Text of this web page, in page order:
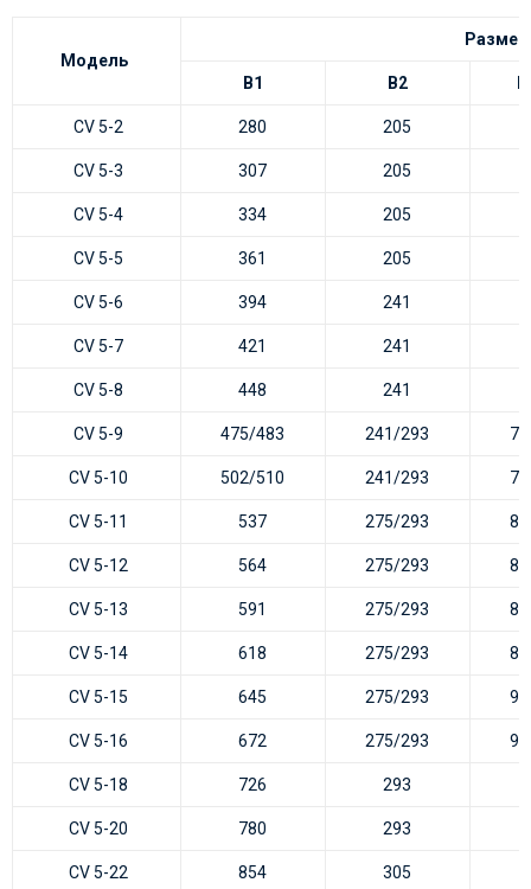
Модель
B1 B2
CV 5-2 280 205
CV 5-3 307 205
CV 5-4 334 205
CV 5-5 361 205
CV 5-6 394 241
CV 5-7 421 241
CV 5-8 448 241
CV 5-9 475/483 241/293
CV 5-10 502/510 241/293
CV 5-11 537 275/293
CV 5-12 564 275/293
CV 5-13 591 275/293
CV 5-14 618 275/293
CV 5-15 645 275/293
CV 5-16 672 275/293
CV 5-18 726 293
CV 5-20 780 293
CV 5-22 854 305